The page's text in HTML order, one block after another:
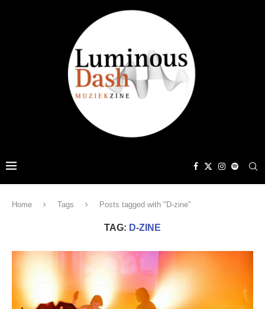
Home Tags Posts tagged with "D-zine"
TAG: D-ZINE